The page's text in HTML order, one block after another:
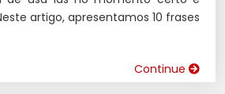
artigo, apresentamos 10 frases
Continue